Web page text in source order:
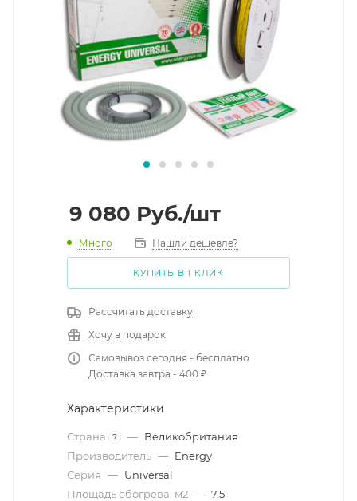
9 080 Руб./шт
Много Нашли дешевле?
КУПИТЬ В 1 КЛИК
Рассчитать доставку
Хочу в подарок
Самовывоз сегодня - бесплатно
Доставка завтра - 400 ₽
Характеристики
Страна ? — Великобритания
Производитель — Energy
Серия — Universal
Площадь обогрева, м2 — 7.5